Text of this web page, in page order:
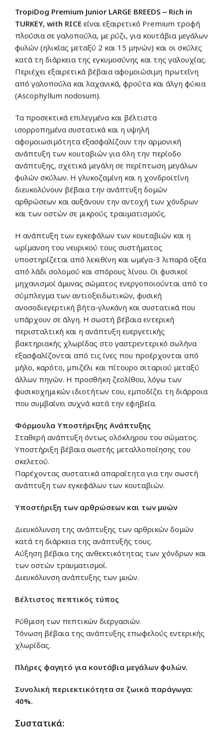
TropiDog Premium Junior LARGE BREEDS ‒ Rich in
TURKEY, with RICE είναι εξαιρετικό Premium τροφή
πλούσια σε γαλοπούλα, με ρύζι, για κουτάβια μεγάλων
φυλών (ηλικίας μεταξύ 2 και 15 μηνών) και οι σκύλες
κατά τη διάρκεια της εγκυμοσύνης και της γαλουχίας.
Περιέχει εξαιρετικά βέβαια αφομοιώσιμη πρωτεΐνη
από γαλοπούλα και λαχανικά, φρούτα και άλγη φύκια
(Ascophyllum nodosum).
Τα προσεκτικά επιλεγμένα και βέλτιστα
ισορροπημένα συστατικά και η υψηλή
αφομοιωσιμότητα εξασφαλίζουν την αρμονική
ανάπτυξη των κουταβιών για όλη την περίοδο
ανάπτυξης, σχετικά μεγάλη σε περίπτωση μεγάλων
φυλών σκύλων. Η γλυκοζαμίνη και η χονδροϊτίνη
διευκολύνουν βέβαια την ανάπτυξη δομών
αρθρώσεων και αυξάνουν την αντοχή των χόνδρων
και των οστών σε μικρούς τραυματισμούς.
Η ανάπτυξη των εγκεφάλων των κουταβιών και η
ωρίμανση του νευρικού τους συστήματος
υποστηρίζεται από λεκιθίνη και ωμέγα-3 λιπαρά οξέα
από λάδι σολομού και σπόρους λίνου. Οι φυσικοί
μηχανισμοί άμυνας σώματος ενεργοποιούνται από το
σύμπλεγμα των αντιοξειδωτικών, φυσική
ανοσοδιεγερτική βήτα-γλυκάνη και συστατικά που
υπάρχουν σε άλγη. Η σωστή βέβαια εντερική
περισταλτική και η ανάπτυξη ευεργετικής
βακτηριακής χλωρίδας στο γαστρεντερικό σωλήνα
εξασφαλίζονται από τις ίνες που προέρχονται από
μήλο, καρότο, μπιζέλι και πίτουρο σιταριού μεταξύ
άλλων πηγών. Η προσθήκη ζεολίθου, λόγω των
φυσικοχημικών ιδιοτήτων του, εμποδίζει τη διάρροια
που συμβαίνει συχνά κατά την εφηβεία.
Φόρμουλα Υποστήριξης Ανάπτυξης
Σταθερή ανάπτυξη όντως ολόκληρου του σώματος.
Υποστήριξη βέβαια σωστής μεταλλοποίησης του
σκελετού.
Παρέχοντας συστατικά απαραίτητα για την σωστή
ανάπτυξη των εγκεφάλων των κουταβιών.
Υποστήριξη των αρθρώσεων και των μυών
Διευκόλυνση της ανάπτυξης των αρθρικών δομών
κατά τη διάρκεια της ανάπτυξής τους.
Αύξηση βέβαια της ανθεκτικότητας των χόνδρων και
των οστών τραυματισμοί.
Διευκόλυνση ανάπτυξης των μυών.
Βέλτιστος πεπτικός τύπος
Ρύθμιση των πεπτικών διεργασιών.
Τόνωση βέβαια της ανάπτυξης επωφελούς εντερικής
χλωρίδας.
Πλήρες φαγητό για κουτάβια μεγάλων φυλών.
Συνολική περιεκτικότητα σε ζωικά παράγωγα:
40%.
Συστατικά: